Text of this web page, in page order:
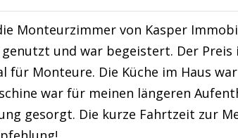
Monteurzimmer von Kasper
genutzt und war begeistert. Der
für Monteure. Die Küche im Haus
war für meinen längeren
gesorgt. Die kurze Fahrtzeit zur